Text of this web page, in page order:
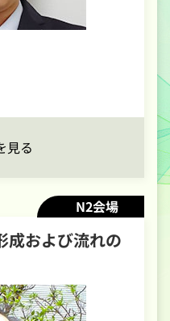
見る
N2会場
成および流れの